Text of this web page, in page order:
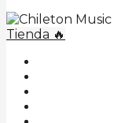
Tienda 🔥